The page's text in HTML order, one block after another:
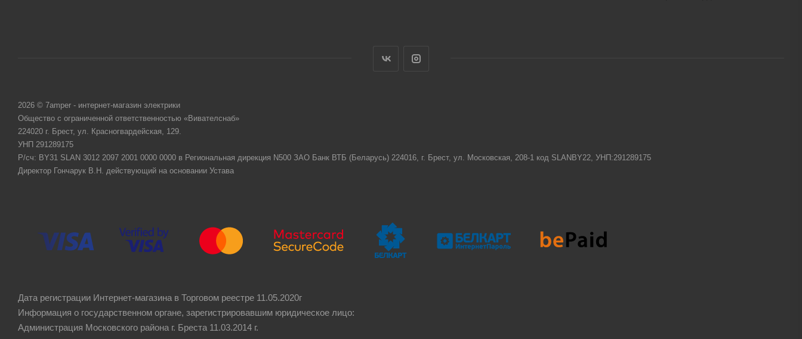
2026 © 7amper - интернет-магазин электрики
Общество с ограниченной ответственностью «Вивателснаб»
224020 г. Брест, ул. Красногвардейская, 129.
УНП 291289175
Р/сч: BY31 SLAN 3012 2097 2001 0000 0000 в Региональная дирекция N500 ЗАО Банк ВТБ (Беларусь) 224016, г. Брест, ул. Московская, 208-1 код SLANBY22, УНП:291289175
Директор Гончарук В.Н. действующий на основании Устава
Дата регистрации Интернет-магазина в Торговом реестре 11.05.2020г
Информация о государственном органе, зарегистрировавшим юридическое лицо:
Администрация Московского района г. Бреста 11.03.2014 г.